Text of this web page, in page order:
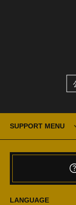
SUPPORT MENU
LANGUAGE